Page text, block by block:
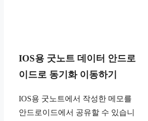
IOS용 굿노트 데이터 안드로
이드로 동기화 이동하기
IOS용 굿노트에서 작성한 메모를
안드로이드에서 공유할 수 있습니